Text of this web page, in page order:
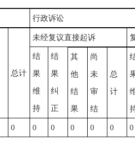
行政诉讼
总计
未经复议直接起诉
结
果
维
持
结
果
纠
正
其
他
结
果
尚
未
审
结
总
计
0 0 0 0 0 0 0